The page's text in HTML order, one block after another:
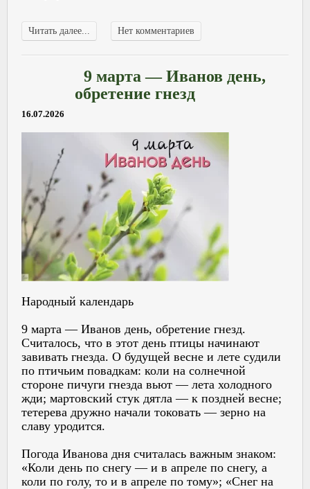
Читать далее... Нет комментариев
9 марта — Иванов день,
обретение гнезд
16.07.2026
Народный календарь
9 марта — Иванов день, обретение гнезд.
Считалось, что в этот день птицы начинают
завивать гнезда. О будущей весне и лете судили
по птичьим повадкам: коли на солнечной
стороне пичуги гнезда вьют — лета холодного
жди; мартовский стук дятла — к поздней весне;
тетерева дружно начали токовать — зерно на
славу уродится.
Погода Иванова дня считалась важным знаком:
«Коли день по снегу — и в апреле по снегу, а
коли по голу, то и в апреле по тому»; «Снег на